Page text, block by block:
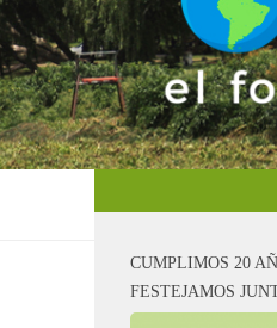
CUMPLIMOS 20
FESTEJAMOS